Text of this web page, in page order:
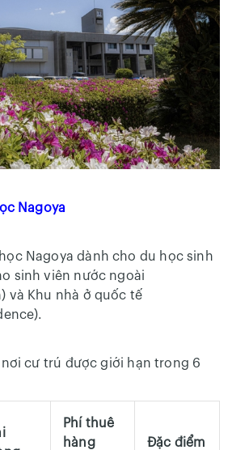
Nagoya
Nagoya dành cho du học sinh
sinh viên nước ngoài
và Khu nhà ở quốc tế
cư trú được giới hạn trong 6
Phí thuê
hàng
Đặc điểm